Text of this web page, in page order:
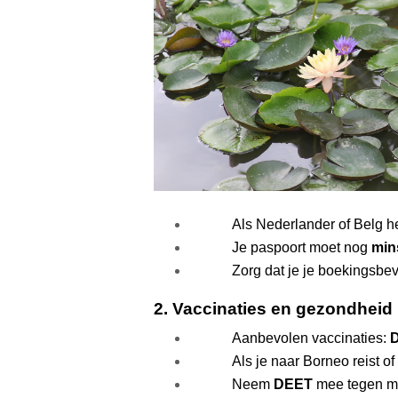
Als Nederlander of Belg
Je paspoort moet nog
Zorg dat je je
2. Vaccinaties en gezondheid
Aanbevolen vaccinaties:
Als je naar Borneo reist
Neem DEET mee tegen